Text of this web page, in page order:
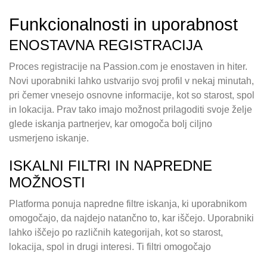
Funkcionalnosti in uporabnost
ENOSTAVNA REGISTRACIJA
Proces registracije na Passion.com je enostaven in hiter.
Novi uporabniki lahko ustvarijo svoj profil v nekaj minutah,
pri čemer vnesejo osnovne informacije, kot so starost, spol
in lokacija. Prav tako imajo možnost prilagoditi svoje želje
glede iskanja partnerjev, kar omogoča bolj ciljno
usmerjeno iskanje.
ISKALNI FILTRI IN NAPREDNE
MOŽNOSTI
Platforma ponuja napredne filtre iskanja, ki uporabnikom
omogočajo, da najdejo natančno to, kar iščejo. Uporabniki
lahko iščejo po različnih kategorijah, kot so starost,
lokacija, spol in drugi interesi. Ti filtri omogočajo